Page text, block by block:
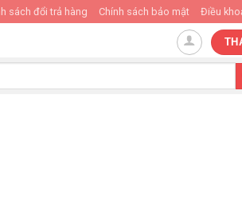
sách đổi trả hàng Chính sách bảo mật Điều